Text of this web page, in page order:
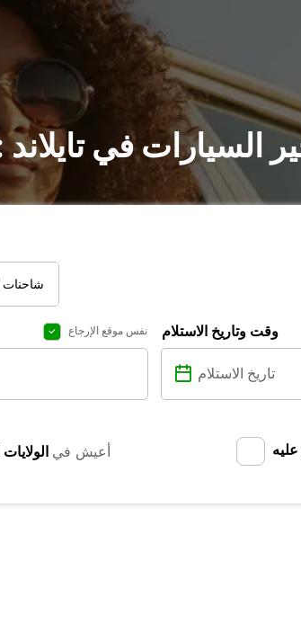
السيارات في
شاحنات
نفس موقع الإرجاع وقت وتاريخ الاستلام
أعيش في